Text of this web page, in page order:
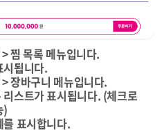
찜 목록 메뉴입니다.
시됩니다.
장바구니 메뉴입니다.
스트가 표시됩니다. (체크로
)
표시합니다.